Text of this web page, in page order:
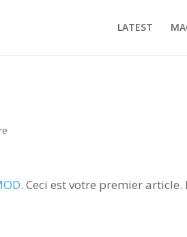
LATEST
. Ceci est votre premier